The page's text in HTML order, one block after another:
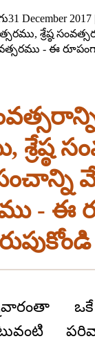
31 December
శ్రేష్ఠ
- ఈ
శ్రేష్ఠ
- ఈ